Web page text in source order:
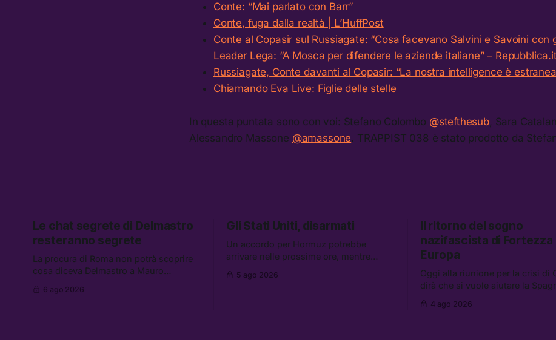
Conte: “Mai parlato con Barr”
Conte, fuga dalla realtà | L’HuffPost
Conte al Copasir sul Russiagate: “Cosa facevano Salvini e Savoini con
Leader Lega: “A Mosca per difendere le aziende italiane” – Repubblica.it
Russiagate, Conte davanti al Copasir: “La nostra intelligence è
Chiamando Eva Live: Figlie delle stelle
In questa puntata sono con voi: Stefano Colombo @stefthesub, Sara
Alessandro Massone @amassone. TRAPPIST 038 è stato prodotto da
Le chat segrete di Delmastro
resteranno segrete
La procura di Roma non potrà scoprire
cosa diceva Delmastro a Mauro
clan Senese. Tra le altre notizie: le IDF
6 ago 2026
Gli Stati Uniti, disarmati
Un accordo per Hormuz potrebbe
arrivare nelle prossime ore, mentre
gli Stati Uniti come disarmati. Tra le
5 ago 2026
Il ritorno del sogno
nazifascista di Fortezza
Europa
Oggi alla riunione per la crisi di
dirà che si vuole aiutare la
migranti. Tra le altre notizie:
4 ago 2026